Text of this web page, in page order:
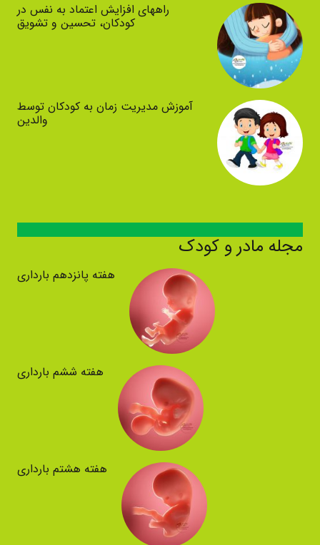
راههای افزایش اعتماد به نفس در
کودکان، تحسین و تشویق
آموزش مدیریت زمان به کودکان توسط
والدین
مجله مادر و کودک
هفته پانزدهم بارداری
هفته ششم بارداری
هفته هشتم بارداری